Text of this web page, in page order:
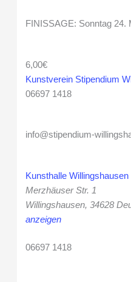
FINISSAGE: Sonntag 24.
6,00€
Kunstverein Stipendium
06697 1418
info@stipendium-
Kunsthalle Willingshausen
Merzhäuser Str. 1
Willingshausen, 34628
anzeigen
06697 1418